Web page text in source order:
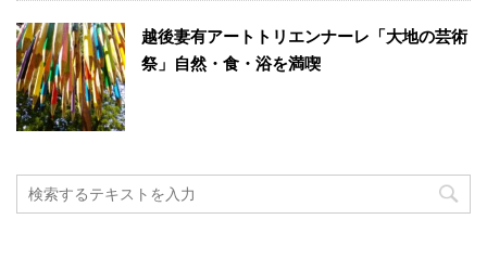
越後妻有アートトリエンナーレ「大地の芸術
祭」自然・食・浴を満喫